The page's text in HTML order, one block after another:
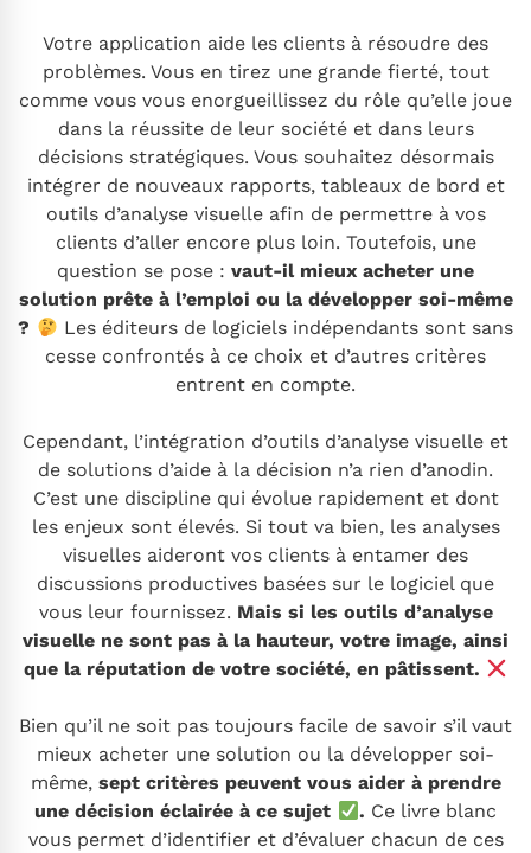
Votre application aide les clients à résoudre des
problèmes. Vous en tirez une grande fierté, tout
comme vous vous enorgueillissez du rôle qu’elle joue
dans la réussite de leur société et dans leurs
décisions stratégiques. Vous souhaitez désormais
intégrer de nouveaux rapports, tableaux de bord et
outils d’analyse visuelle afin de permettre à vos
clients d’aller encore plus loin. Toutefois, une
question se pose : vaut-il mieux acheter une
solution prête à l’emploi ou la développer soi-même
?
Les éditeurs de logiciels indépendants sont sans
cesse confrontés à ce choix et d’autres critères
entrent en compte.
Cependant, l’intégration d’outils d’analyse visuelle et
de solutions d’aide à la décision n’a rien d’anodin.
C’est une discipline qui évolue rapidement et dont
les enjeux sont élevés. Si tout va bien, les analyses
visuelles aideront vos clients à entamer des
discussions productives basées sur le logiciel que
vous leur fournissez. Mais si les outils d’analyse
visuelle ne sont pas à la hauteur, votre image, ainsi
que la réputation de votre société, en pâtissent.
Bien qu’il ne soit pas toujours facile de savoir s’il vaut
mieux acheter une solution ou la développer soi-
même, sept critères peuvent vous aider à prendre
une décision éclairée à ce sujet
. Ce livre blanc
vous permet d’identifier et d’évaluer chacun de ces